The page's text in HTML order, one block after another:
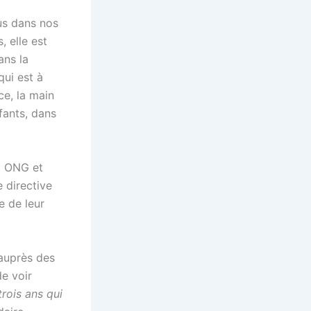
dans nos
elle est
la
est à
la main
dans
et
directive
de leur
des
voir
ans qui